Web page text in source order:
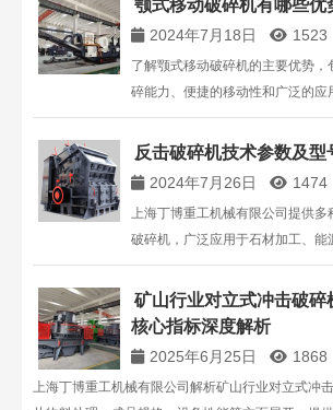
颚式移动破碎机有哪些优
2024年7月18日 1523
了解颚式移动破碎机的主要优势，
碎能力、便捷的移动性和广泛的应
工机械有限公司为您提供高质量的
及专业的技术支持。
反击破碎机技术参数及型
2024年7月26日 1474
上海丁博重工机械有限公司提供多
破碎机，广泛应用于石材加工、能
解反击破碎机的给料粒度、出料粒
功率等技术参数，为您选择合适
矿山行业对立式冲击破碎
核心指标深度解析
2025年6月25日 1868
上海丁博重工机械有限公司解析矿山行业对立式冲